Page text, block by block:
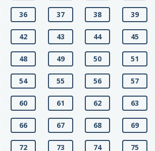
36 37 38 39
42 43 44 45
48 49 50 51
54 55 56 57
60 61 62 63
66 67 68 69
72 73 74 75